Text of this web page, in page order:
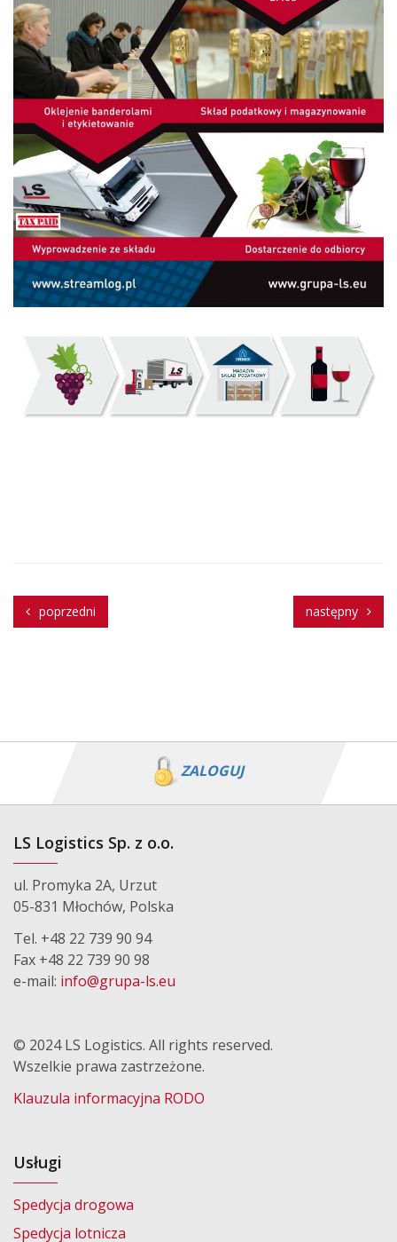
poprzedni następny
ZALOGUJ
LS Logistics Sp. z o.o.
ul. Promyka 2A, Urzut
05-831 Młochów, Polska
Tel. +48 22 739 90 94
Fax +48 22 739 90 98
e-mail: info@grupa-ls.eu
© 2024 LS Logistics. All rights reserved.
Wszelkie prawa zastrzeżone.
Klauzula informacyjna RODO
Usługi
Spedycja drogowa
Spedycja lotnicza